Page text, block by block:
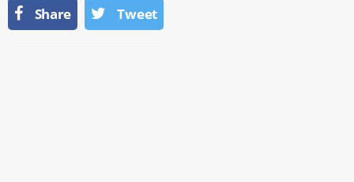
Share Tweet